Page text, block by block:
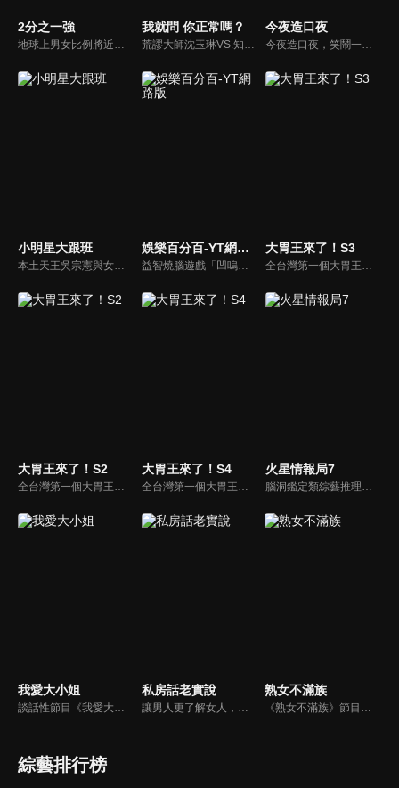
2分之一強 我就問 你正常嗎？ 今夜造口夜
今夜造口夜，笑鬧一整夜。以網路自製嘲諷節目走紅、在網路擁有廣大支持群眾和影響力的主播「視網膜」，藉此一揉合綜藝與喜劇之談話性節目，帶觀眾以輕鬆之方式，瞭解時下最熱門、最能引起共鳴的社會議題、現象和人物。 多元的切入角度、最輕鬆易懂的議題剖析、言論尺度不設限！
小明星大跟班
本土天王吳宗憲與女兒吳姍儒（Sandy）搭檔主持，每集邀請來賓暢談演藝圈大小事，父女檔聯手笑果十足，老梗搭上新世代，最新組合強勢登場！
娛樂百分百-YT網路版
益智燒腦遊戲「凹嗚狼人殺」激發你的邏輯推理能力，偶像巨星雲集，全球娛樂資訊，一手掌握不脫節！2025全新升級改版，盡在《娛樂百分百-YT網路版》！
大胃王來了！S3
全台灣第一個大胃王美食節目，由主持人帶領大胃王們及名人來賓吃遍台灣美食，每趟旅程都有不同的美食主題以及遊戲互動，並藉由大胃王幸福地享用，讓觀眾深刻了解台灣美食文化的豐富特色！
大胃王來了！S2
全台灣第一個大胃王美食節目，由主持人帶領大胃王們及名人來賓吃遍台灣美食，每趟旅程都有不同的美食主題以及遊戲互動，並藉由大胃王幸福地享用，讓觀眾深刻了解台灣美食文化的豐富特色！
大胃王來了！S4
全台灣第一個大胃王美食節目，由主持人帶領大胃王們及名人來賓吃遍台灣美食，每趟旅程都有不同的美食主題以及遊戲互動，並藉由大胃王幸福地享用，讓觀眾深刻了解台灣美食文化的豐富特色！
火星情報局7
腦洞鑑定類綜藝推理脫口秀，陣容為薛之謙、大張偉、楊迪、劉維、黃子弘凡、黃聖依、龐博等…節目圍繞著當下熱梗熱點、觀眾的興趣點、共鳴點展開故事；火星特工廣發英雄帖正面對撞，迎戰近年最出圈、最有趣、最敢說的廠牌大咖們。真金不怕火煉！一場席卷全網的廠牌巔峰之戰即將展開！
我愛大小姐
談話性節目《我愛大小姐》是由吳淡如、林慧萍主持的一檔談話性節目，講訴女人間的那些事。
私房話老實說
讓男人更了解女人，女人更了解自己 ，揭密女性私房話，讓療癒專家教你更愛自己！由于美人和納豆攜手主持，更多你想知道的女性私密話題都在《私房話老實說》。
熟女不滿族
《熟女不滿族》節目主題均有關25-49歲的未婚女性，這些熟女們漂亮卻擔心嫁不出去，獨立卻希望有人疼，最怕寂寞，只能用工作填滿時間，她們是最矛盾最不滿足的一群人。
綜藝排行榜